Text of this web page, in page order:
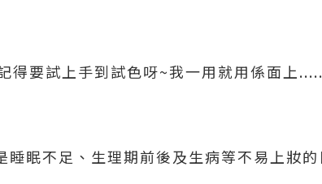
得要試上手到試色呀~我一用就用係面上
眠不足、生理期前後及生病等不易上妝